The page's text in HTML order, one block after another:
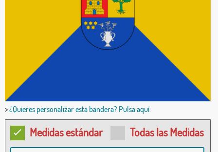
>¿Quieres personalizar esta bandera? Pulsa aquí.
Medidas estándar Todas las Medidas